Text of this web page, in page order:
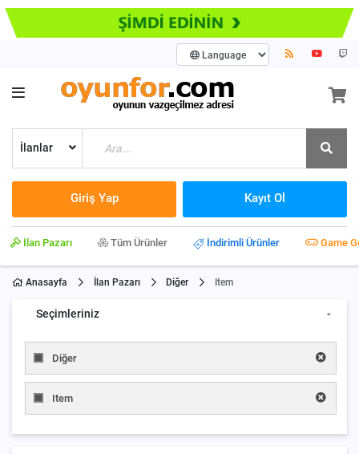
İlanlar
Giriş Yap Kayıt Ol
İlan Pazarı Tüm Ürünler İndirimli Ürünler Game
Anasayfa İlan Pazarı Diğer Item
Seçimleriniz -
Diğer
Item